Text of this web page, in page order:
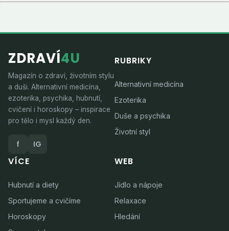
ZDRAVÍ4U
Magazín o zdraví, životním stylu
a duši. Alternativní medicína,
ezoterika, psychika, hubnutí,
cvičení i horoskopy – inspirace
pro tělo i mysl každý den.
f IG
RUBRIKY
Alternativní medicína
Ezoterika
Duše a psychika
Životní styl
VÍCE
Hubnutí a diety
Sportujeme a cvičíme
Horoskopy
WEB
Jídlo a nápoje
Relaxace
Hledání